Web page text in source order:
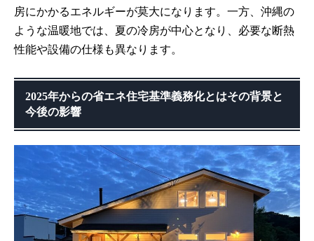
房にかかるエネルギーが莫大になります。一方、沖縄の
ような温暖地では、夏の冷房が中心となり、必要な断熱
性能や設備の仕様も異なります。
2025年からの省エネ住宅基準義務化とはその背景と
今後の影響